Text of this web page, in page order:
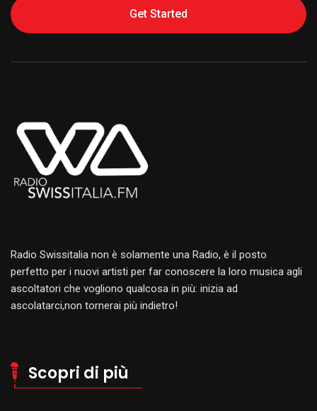
Get Started
Radio Swissitalia non è solamente una Radio, è il posto
perfetto per i nuovi artisti per far conoscere la loro musica agli
ascoltatori che vogliono qualcosa in più: inizia ad
ascolatarci,non tornerai più indietro!
Scopri di più